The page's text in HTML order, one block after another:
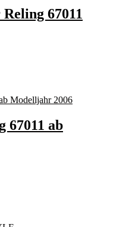
67011
67011 ab